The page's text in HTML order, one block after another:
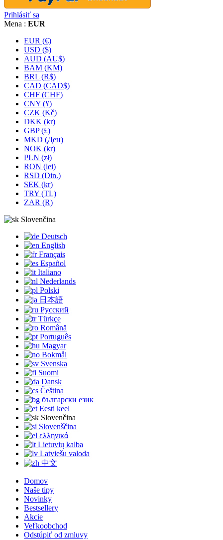
Prihlásiť sa
Mena : EUR
EUR (€)
USD ($)
AUD (AU$)
BAM (KM)
BRL (R$)
CAD (CAD$)
CHF (CHF)
CNY (¥)
CZK (Kč)
DKK (kr)
GBP (£)
MKD (Ден)
NOK (kr)
PLN (zł)
RON (lei)
RSD (Din.)
SEK (kr)
TRY (TL)
ZAR (R)
Slovenčina
Deutsch
English
Français
Español
Italiano
Nederlands
Polski
日本語
Русский
Türkçe
Română
Português
Magyar
Bokmål
Svenska
Suomi
Dansk
Čeština
български език
Eesti keel
Slovenčina
Slovenščina
ελληνικά
Lietuvių kalba
Latviešu valoda
中文
Domov
Naše tipy
Novinky
Bestsellery
Akcie
Veľkoobchod
Odstúpiť od zmluvy